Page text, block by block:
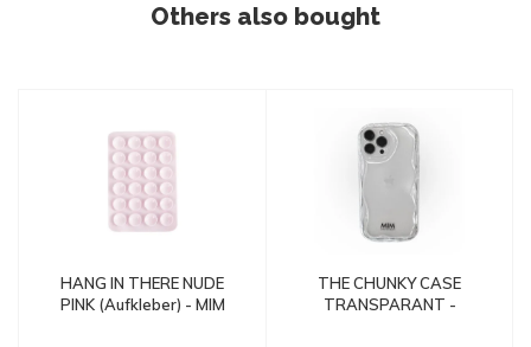
Others also bought
HANG IN THERE NUDE
PINK (Aufkleber) - MIM
THE CHUNKY CASE
TRANSPARANT -